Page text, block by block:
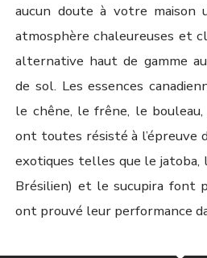
aucun doute à votre maison
atmosphère chaleureuses et
alternative haut de gamme
de sol. Les essences
le chêne, le frêne, le
ont toutes résisté à l’épreuve
exotiques telles que le jatoba,
Brésilien) et le sucupira font
ont prouvé leur performance